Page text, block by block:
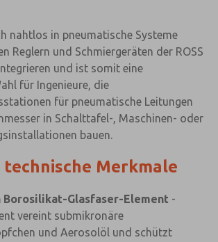
nahtlos in pneumatische Systeme
Reglern und Schmiergeräten der ROSS
und ist somit eine
für Ingenieure, die
für pneumatische Leitungen
in Schalttafel-, Maschinen- oder
bauen.
Merkmale
Borosilikat-Glasfaser-Element -
vereint submikronäre
und Aerosolöl und schützt